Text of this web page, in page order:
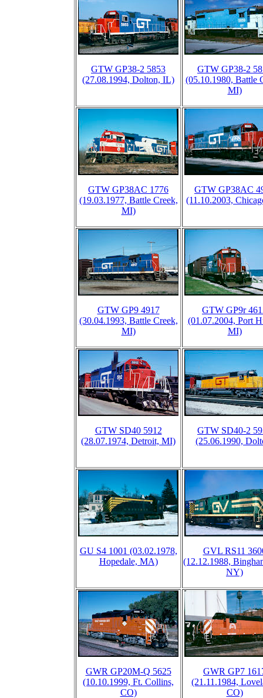
GTW GP38-2 5853
(27.08.1994, Dolton, IL)
GTW GP38-2
(05.10.1980, Battle
MI)
GTW GP38AC 1776
(19.03.1977, Battle Creek,
MI)
GTW GP38AC
(11.10.2003,
GTW GP9 4917
(30.04.1993, Battle Creek,
MI)
GTW GP9r
(01.07.2004, Port
MI)
GTW SD40 5912
(28.07.1974, Detroit, MI)
GTW SD40-2
(25.06.1990,
GU S4 1001 (03.02.1978,
Hopedale, MA)
GVL RS11
(12.12.1988,
NY)
GWR GP20M-Q 5625
(10.10.1999, Ft. Collins,
CO)
GWR GP7
(21.11.1984,
CO)